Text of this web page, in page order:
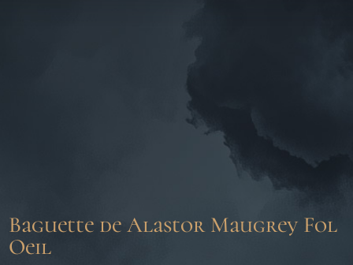
Baguette de Alastor Maugrey Fol
Oeil